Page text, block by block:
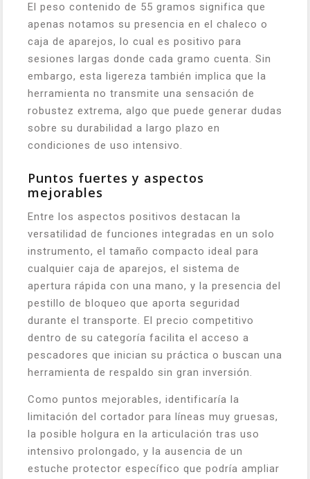
El peso contenido de 55 gramos significa que
apenas notamos su presencia en el chaleco o
caja de aparejos, lo cual es positivo para
sesiones largas donde cada gramo cuenta. Sin
embargo, esta ligereza también implica que la
herramienta no transmite una sensación de
robustez extrema, algo que puede generar dudas
sobre su durabilidad a largo plazo en
condiciones de uso intensivo.
Puntos fuertes y aspectos
mejorables
Entre los aspectos positivos destacan la
versatilidad de funciones integradas en un solo
instrumento, el tamaño compacto ideal para
cualquier caja de aparejos, el sistema de
apertura rápida con una mano, y la presencia del
pestillo de bloqueo que aporta seguridad
durante el transporte. El precio competitivo
dentro de su categoría facilita el acceso a
pescadores que inician su práctica o buscan una
herramienta de respaldo sin gran inversión.
Como puntos mejorables, identificaría la
limitación del cortador para líneas muy gruesas,
la posible holgura en la articulación tras uso
intensivo prolongado, y la ausencia de un
estuche protector específico que podría ampliar